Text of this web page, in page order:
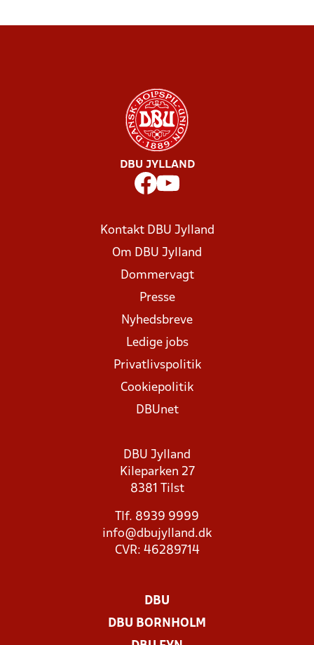
DBU JYLLAND
Kontakt DBU Jylland
Om DBU Jylland
Dommervagt
Presse
Nyhedsbreve
Ledige jobs
Privatlivspolitik
Cookiepolitik
DBUnet
DBU Jylland
Kileparken 27
8381 Tilst
Tlf. 8939 9999
info@dbujylland.dk
CVR: 46289714
DBU
DBU BORNHOLM